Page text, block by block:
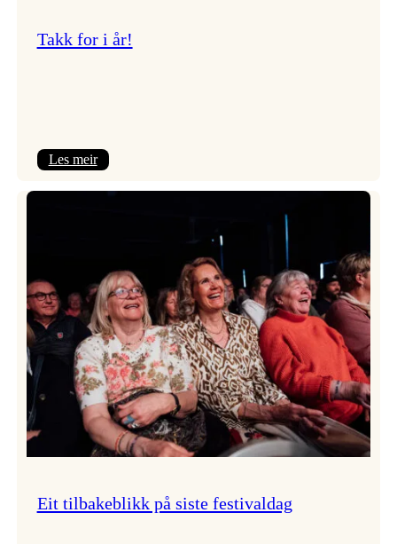
Takk for i år!
Les meir:
Eit tilbakeblikk på siste festivaldag